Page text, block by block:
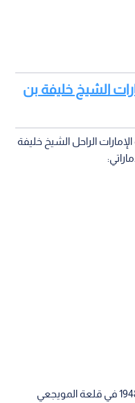
الشيخ خليفة بن
الراحل الشيخ خليفة
ولد الشيخ خليفة بن زايد آل نهيان عام 1948 في قلعة المويجعي